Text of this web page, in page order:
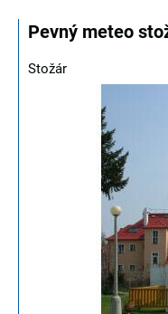
Mřížka
Pevný meteo
Stožár